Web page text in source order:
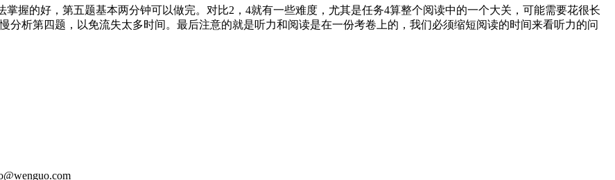
的好，第五题基本两分钟可以做完。对比2，4就有一些难度，尤其是任务4算整个阅读中的一个大关，可能需要花很长
分析第四题，以免流失太多时间。最后注意的就是听力和阅读是在一份考卷上的，我们必须缩短阅读的时间来看听力的问